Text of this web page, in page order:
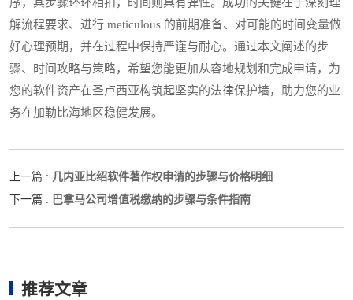
解流程要求、进行 meticulous 的前期准备、对可能的时间变量做
好心理预期，并在过程中保持严谨与耐心。通过本文阐述的步
骤、时间攻略与策略，希望您能更加从容地规划和完成申请，为
您的软件资产在圣卢西亚构筑起坚实的法律保护墙，助力您的业
务在加勒比海地区稳健发展。
上一篇 : 几内亚比绍软件著作权申请的步骤与价格明细
下一篇 : 巴拿马公司增值税缴纳的步骤与条件指南
推荐文章